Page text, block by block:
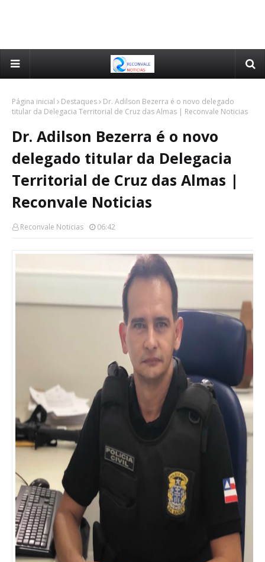
Página inicial Destaques
Dr. Adilson Bezerra é o novo delegado
titular da Delegacia Territorial de Cruz das Almas | Reconvale Noticias
Dr. Adilson Bezerra é o novo
delegado titular da Delegacia
Territorial de Cruz das Almas |
Reconvale Noticias
Reconvale Noticias 06:42